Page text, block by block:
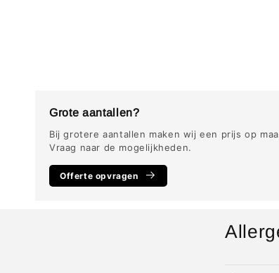
Grote aantallen?
Bij grotere aantallen maken wij een prijs op
Vraag naar de mogelijkheden.
Offerte opvragen